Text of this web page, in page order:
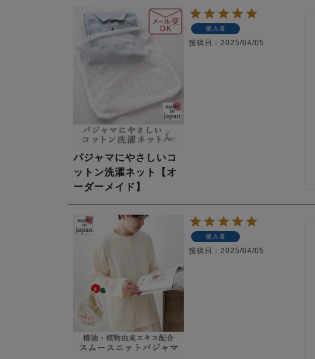
パジャマにやさしいコ
ットン洗濯ネット【オ
ーダーメイド】
購入者
投稿日 2025/04/05
購入者
投稿日 2025/04/05